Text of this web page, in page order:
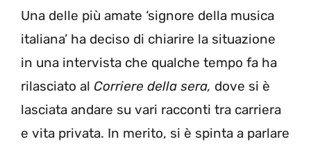
Una delle più amate ‘signore della musica
italiana’ ha deciso di chiarire la situazione
in una intervista che qualche tempo fa ha
rilasciato al Corriere della sera, dove si è
lasciata andare su vari racconti tra carriera
e vita privata. In merito, si è spinta a parlare